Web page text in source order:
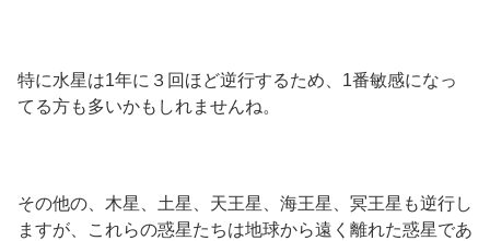
特に水星は1年に３回ほど逆行するため、1番敏感になっ
てる方も多いかもしれませんね。
その他の、木星、土星、天王星、海王星、冥王星も逆行し
ますが、これらの惑星たちは地球から遠く離れた惑星であ